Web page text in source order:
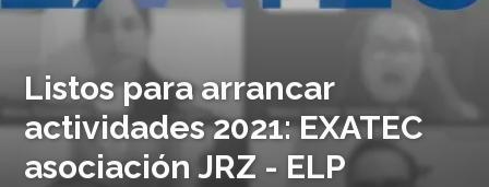
Listos para arrancar
actividades 2021: EXATEC
asociación JRZ - ELP